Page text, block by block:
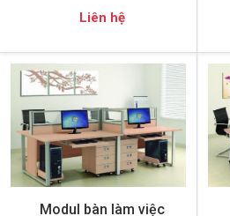
Liên hệ
Modul bàn làm việc